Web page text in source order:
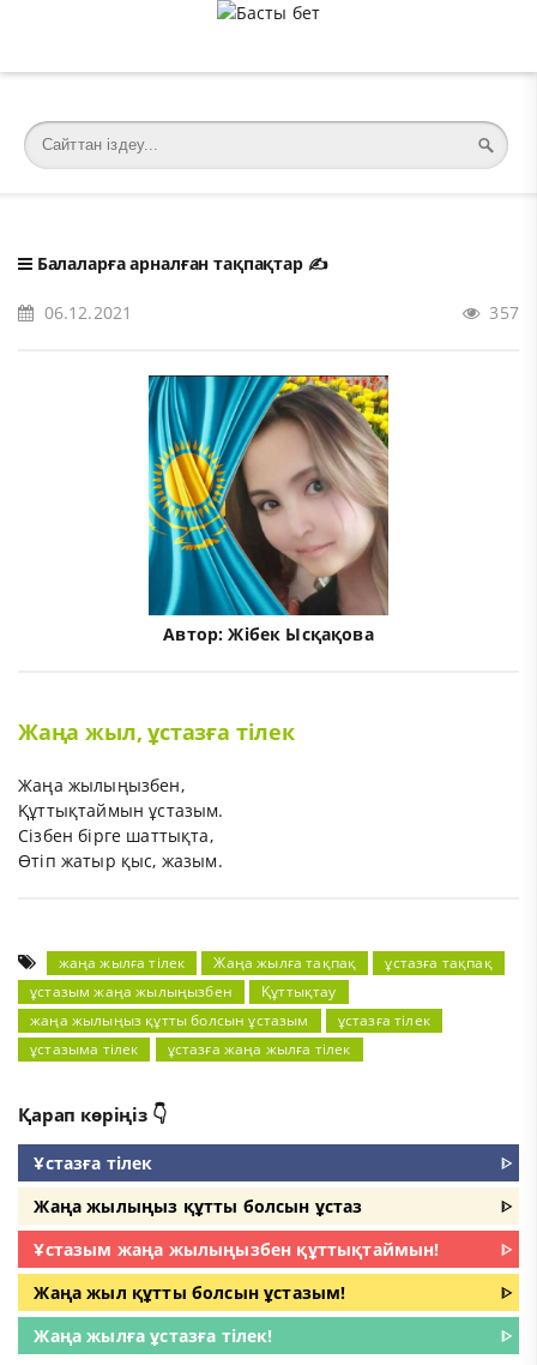
Балаларға арналған тақпақтар✍️
06.12.2021 357
Автор:Жібек Ысқақова
Жаңа жыл, ұстазға тілек
Жаңа жылыңызбен,
Құттықтаймын ұстазым.
Сізбен бірге шаттықта,
Өтіп жатыр қыс, жазым.
жаңа жылға тілек Жаңа жылға тақпақ
ұстазға тақпақ
ұстазым жаңа жылыңызбен
Құттықтау
жаңа жылыңыз құтты болсын ұстазым
ұстазға тілек
ұстазыма тілек
ұстазға жаңа жылға тілек
Қарап көріңіз 👇
Ұстазға тілек
ᐈ
Жаңа жылыңыз құтты болсын ұстаз
ᐈ
Ұстазым жаңа жылыңызбен құттықтаймын!
ᐈ
Жаңа жыл құтты болсын ұстазым!
ᐈ
Жаңа жылға ұстазға тілек!
ᐈ